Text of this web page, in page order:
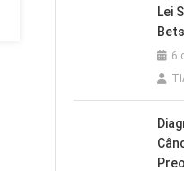
Lei
Bets
6